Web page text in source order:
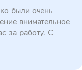
были очень
внимательное
за работу. С